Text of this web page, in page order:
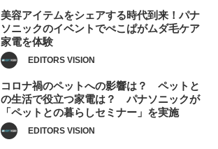
美容アイテムをシェアする時代到来！パナ
ソニックのイベントでぺこぱがムダ毛ケア
家電を体験
EDITORS VISION
コロナ禍のペットへの影響は？ ペットと
の生活で役立つ家電は？ パナソニックが
「ペットとの暮らしセミナー」を実施
EDITORS VISION